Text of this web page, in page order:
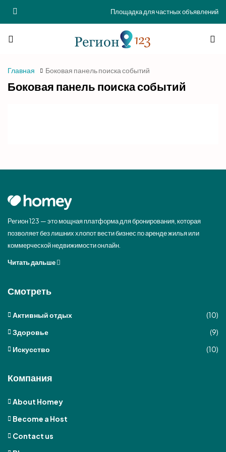
Площадка для частных объявлений
Главная Боковая панель поиска событий
Боковая панель поиска событий
Регион 123 — это мощная платформа для бронирования, которая
позволяет без лишних хлопот вести бизнес по аренде жилья или
коммерческой недвижимости онлайн.
Читать дальше
Смотреть
Активный отдых
(10)
Здоровье
(9)
Искусство
(10)
Компания
About Homey
Become a Host
Contact us